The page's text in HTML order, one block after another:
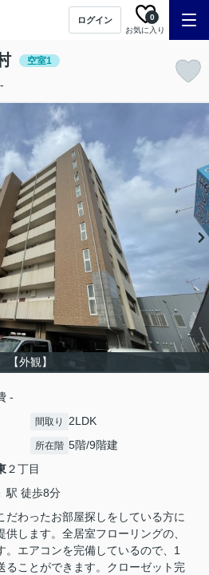
ログイン
お気に入り
0
空室1
【外観】
-
間取り 2LDK
所在階 5階/9階建
２丁目
」駅 徒歩8分
だわったお部屋探しをしている方に
供します。全居室フローリングの、
。エアコンを完備しているので、1
ることができます。クローゼット完